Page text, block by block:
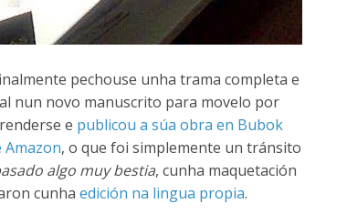
pechouse unha trama completa e
nun novo manuscrito para movelo por
e publicou a súa obra en Bubok
, o que foi simplemente un tránsito
algo muy bestia, cunha maquetación
cunha edición na lingua propia.